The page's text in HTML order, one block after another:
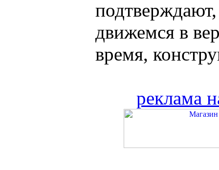
движемся в
время,
реклама